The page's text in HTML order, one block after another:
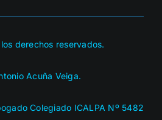
derechos reservados.
Acuña Veiga.
Colegiado ICALPA Nº 5482